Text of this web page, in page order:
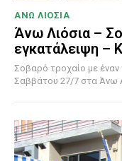
ΑΝΩ ΛΙΟΣΙΑ
Άνω Λιόσια –
εγκατάλειψη –
Σοβαρό τροχαίο με
Σαββάτου 27/7 στα Άνω